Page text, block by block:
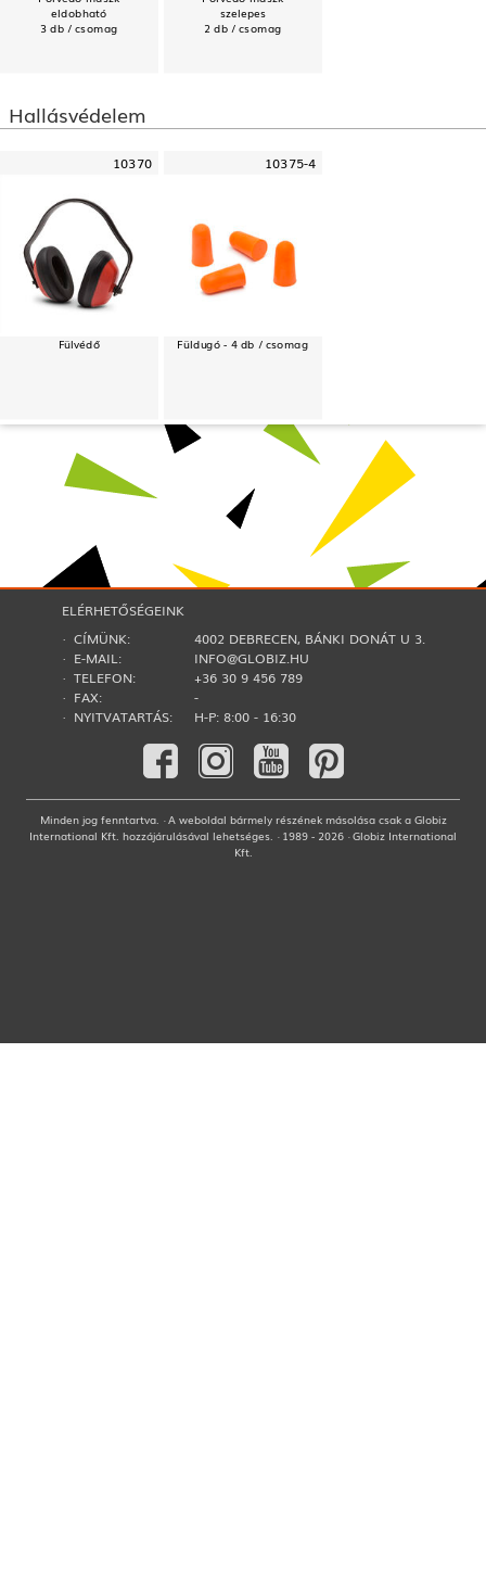
eldobható
3 db / csomag
szelepes
2 db / csomag
Hallásvédelem
10370
Fülvédő
10375-4
Füldugó - 4 db / csomag
ELÉRHETŐSÉGEINK
· CÍMÜNK:
4002 DEBRECEN, BÁNKI DONÁT U 3.
· E-MAIL:
INFO@GLOBIZ.HU
· TELEFON:
+36 30 9 456 789
· FAX:
-
· NYITVATARTÁS:
H-P: 8:00 - 16:30
Minden jog fenntartva. · A weboldal bármely részének másolása csak a Globiz
International Kft. hozzájárulásával lehetséges. · 1989 - 2026 · Globiz International
Kft.